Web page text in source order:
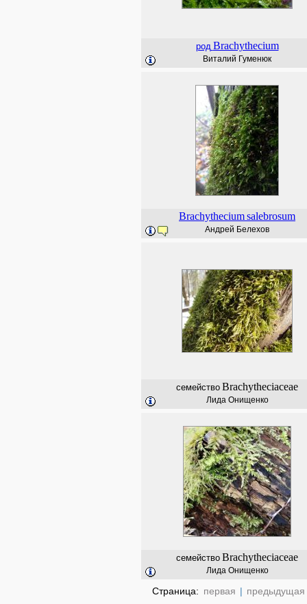
род Brachythecium
Виталий Гуменюк
Brachytheciumsalebrosum
Андрей Белехов
семейство Brachytheciaceae
Лида Онищенко
семейство Brachytheciaceae
Лида Онищенко
Страница: первая | предыдущая